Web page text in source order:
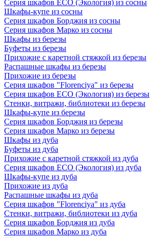
Серия шкафов ECO (Экология) из сосны
Шкафы-купе из сосны
Серия шкафов Борджия из сосны
Серия шкафов Марко из сосны
Шкафы из березы
Буфеты из березы
Прихожие с каретной стяжкой из березы
Распашные шкафы из березы
Прихожие из березы
Серия шкафов "Florenciya" из березы
Серия шкафов ECO (Экология) из березы
Стенки, витражи, библиотеки из березы
Шкафы-купе из березы
Серия шкафов Борджия из березы
Серия шкафов Марко из березы
Шкафы из дуба
Буфеты из дуба
Прихожие с каретной стяжкой из дуба
Серия шкафов ECO (Экология) из дуба
Шкафы-купе из дуба
Прихожие из дуба
Распашные шкафы из дуба
Серия шкафов "Florenciya" из дуба
Стенки, витражи, библиотеки из дуба
Серия шкафов Борджия из дуба
Серия шкафов Марко из дуба